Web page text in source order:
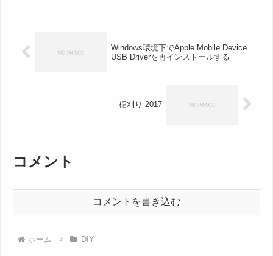
Windows環境下でApple Mobile Device
USB Driverを再インストールする
稲刈り 2017
コメント
コメントを書き込む
ホーム DIY